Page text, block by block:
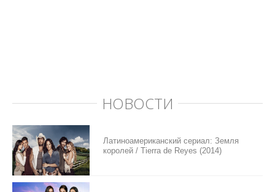
НОВОСТИ
Латиноамериканский сериал: Земля
королей / Tierra de Reyes (2014)